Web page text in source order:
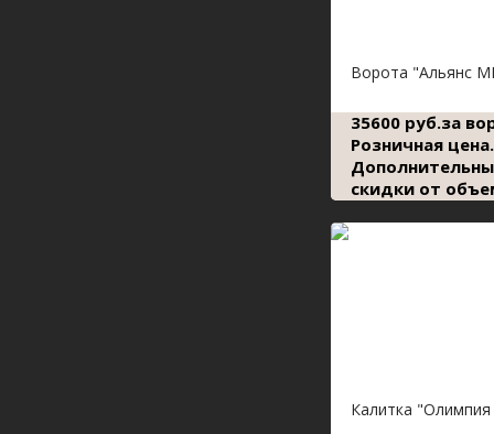
Ворота "Альянс
35600 руб.за
Розничная цена.
скидки от
Калитка